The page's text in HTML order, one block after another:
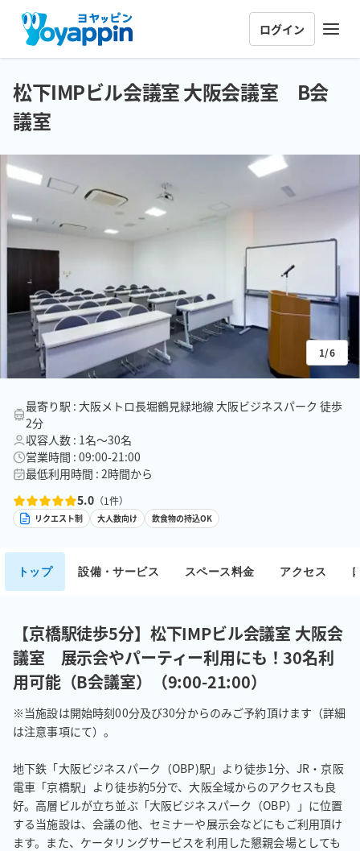
ログイン
1/6
最寄り駅 : 大阪メトロ長堀鶴見緑地線 大阪ビジネスパーク 徒歩
2分
収容人数 : 1名〜30名
営業時間 : 09:00-21:00
最低利用時間 : 2時間から
5.0 （1件）
リクエスト制 大人数向け 飲食物の持込OK
松下IMPビル会議室 大阪会議室 B会
議室
トップ 設備・サービス スペース料金 アクセス
【京橋駅徒歩5分】松下IMPビル会議室 大阪会
議室 展示会やパーティー利用にも！30名利
用可能（B会議室）（9:00-21:00）
※当施設は開始時刻00分及び30分からのみご予約頂けます（詳細
は注意事項にて）。
地下鉄「大阪ビジネスパーク（OBP)駅」より徒歩1分、JR・京阪
電車「京橋駅」より徒歩約5分で、大阪全域からのアクセスも良
好。高層ビルが立ち並ぶ「大阪ビジネスパーク（OBP）」に位置
する当施設は、会議の他、セミナーや展示会などにもご利用頂け
ます。また、ケータリングサービスを利用した懇親会場としても